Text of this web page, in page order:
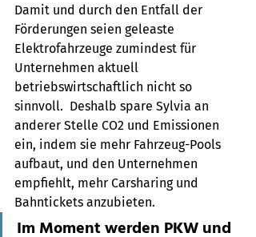
Damit und durch den Entfall der
Förderungen seien geleaste
Elektrofahrzeuge zumindest für
Unternehmen aktuell
betriebswirtschaftlich nicht so
sinnvoll.  Deshalb spare Sylvia an
anderer Stelle CO2 und Emissionen
ein, indem sie mehr Fahrzeug-Pools
aufbaut, und den Unternehmen
empfiehlt, mehr Carsharing und
Bahntickets anzubieten.
Im Moment werden PKW und